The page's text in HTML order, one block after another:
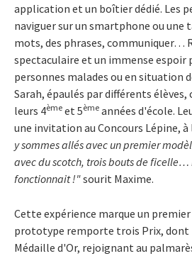
application et un boîtier dédié. Les
naviguer sur un smartphone ou
mots, des phrases, communiquer…
spectaculaire et un immense espoir
personnes malades ou en situation
Sarah, épaulés par différents
leurs 4ème et 5ème années d'école.
une invitation au Concours Lépine, à
y sommes allés avec un premier
avec du scotch, trois bouts de ficelle…
fonctionnait !"sourit Maxime.
Cette expérience marque un
prototype remporte trois Prix, dont
Médaille d'Or, rejoignant au